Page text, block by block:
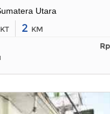
Utara
KT 2 KM
Rp